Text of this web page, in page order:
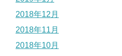
2018年12月
2018年11月
2018年10月